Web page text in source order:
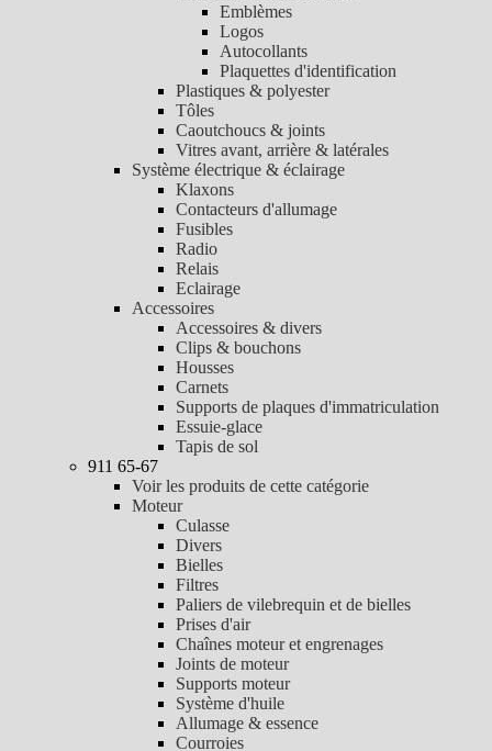
Emblèmes
Logos
Autocollants
Plaquettes d'identification
Plastiques & polyester
Tôles
Caoutchoucs & joints
Vitres avant, arrière & latérales
Système électrique & éclairage
Klaxons
Contacteurs d'allumage
Fusibles
Radio
Relais
Eclairage
Accessoires
Accessoires & divers
Clips & bouchons
Housses
Carnets
Supports de plaques d'immatriculation
Essuie-glace
Tapis de sol
911 65-67
Voir les produits de cette catégorie
Moteur
Culasse
Divers
Bielles
Filtres
Paliers de vilebrequin et de bielles
Prises d'air
Chaînes moteur et engrenages
Joints de moteur
Supports moteur
Système d'huile
Allumage & essence
Courroies